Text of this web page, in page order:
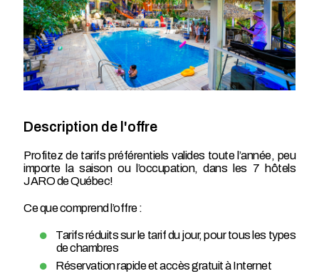
Description de l'offre
Profitez de tarifs préférentiels valides toute l’année, peu
importe la saison ou l’occupation, dans les 7 hôtels
JARO de Québec!
Ce que comprend l’offre :
Tarifs réduits sur le tarif du jour, pour tous les types
de chambres
Réservation rapide et accès gratuit à Internet